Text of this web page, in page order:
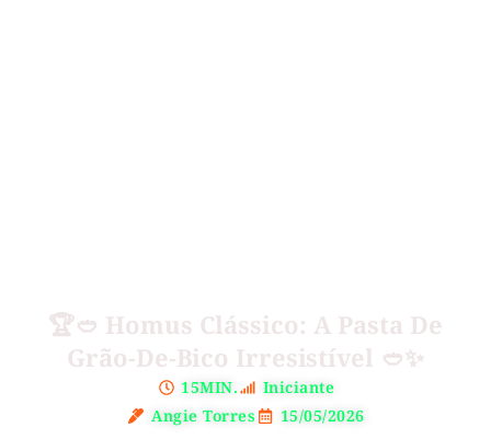
🏆🥙 Homus Clássico: A Pasta De
Grão-De-Bico Irresistível 🥙✨
15MIN.
Iniciante
Angie Torres
15/05/2026